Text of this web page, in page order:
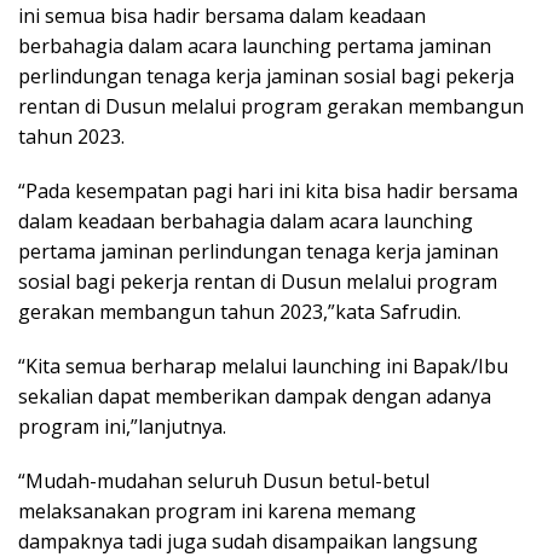
ini semua bisa hadir bersama dalam keadaan
berbahagia dalam acara launching pertama jaminan
perlindungan tenaga kerja jaminan sosial bagi pekerja
rentan di Dusun melalui program gerakan membangun
tahun 2023.
“Pada kesempatan pagi hari ini kita bisa hadir bersama
dalam keadaan berbahagia dalam acara launching
pertama jaminan perlindungan tenaga kerja jaminan
sosial bagi pekerja rentan di Dusun melalui program
gerakan membangun tahun 2023,”kata Safrudin.
“Kita semua berharap melalui launching ini Bapak/Ibu
sekalian dapat memberikan dampak dengan adanya
program ini,”lanjutnya.
“Mudah-mudahan seluruh Dusun betul-betul
melaksanakan program ini karena memang
dampaknya tadi juga sudah disampaikan langsung